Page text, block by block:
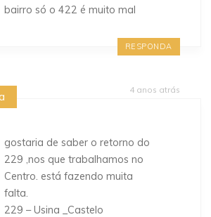
bairro só o 422 é muito mal
RESPONDA
4 anos atrás
gostaria de saber o retorno do
229 ,nos que trabalhamos no
Centro. está fazendo muita
falta.
229 – Usina _Castelo